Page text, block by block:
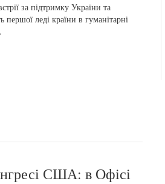
за підтримку України та
першої леді країни в гуманітарні
США: в Офісі